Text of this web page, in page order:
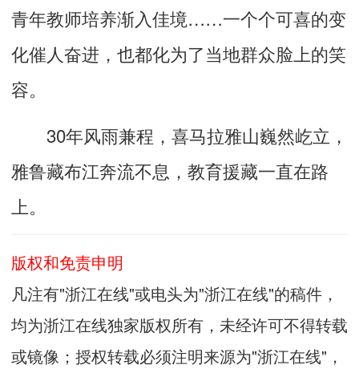
青年教师培养渐入佳境……一个个可喜的变
化催人奋进，也都化为了当地群众脸上的笑
容。
30年风雨兼程，喜马拉雅山巍然屹立，
雅鲁藏布江奔流不息，教育援藏一直在路
上。
版权和免责申明
凡注有"浙江在线"或电头为"浙江在线"的稿件，
均为浙江在线独家版权所有，未经许可不得转载
或镜像；授权转载必须注明来源为"浙江在线"，